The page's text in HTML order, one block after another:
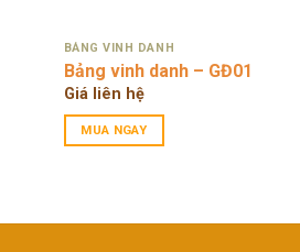
BẢNG VINH DANH
Bảng vinh danh – GĐ01
Giá liên hệ
MUA NGAY